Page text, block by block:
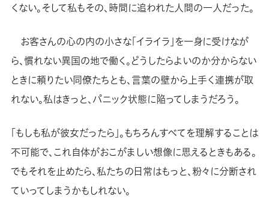
くない。そして私もその、時間に追われた人間の一人だった。
お客さんの心の内の小さな「イライラ」を一身に受けなが
ら、慣れない異国の地で働く。どうしたらよいのか分からない
ときに頼りたい同僚たちとも、言葉の壁から上手く連携が取
れない。私はきっと、パニック状態に陥ってしまうだろう。
「もしも私が彼女だったら」。もちろんすべてを理解することは
不可能で、これ自体がおこがましい想像に思えるときもある。
でもそれを止めたら、私たちの日常はもっと、粉々に分断され
ていってしまうかもしれない。